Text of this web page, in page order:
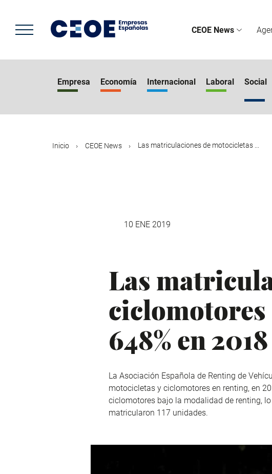
contenido
principal
CEOE News
Empresa Economía Internacional Laboral Social
Inicio CEOE News Las matriculaciones de motocicletas ...
10 ENE 2019
Las
648% en 2018
La Asociación Española de Renting de
motocicletas y ciclomotores en renting, en
ciclomotores bajo la modalidad de renting,
matricularon 117 unidades.